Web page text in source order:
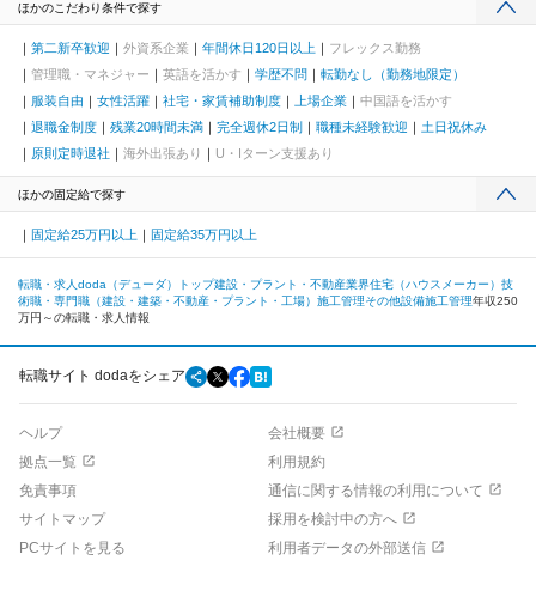
ほかのこだわり条件で探す
第二新卒歓迎 外資系企業 年間休日120日以上
フレックス勤務
管理職・マネジャー
英語を活かす 学歴不問
転勤なし（勤務地限定）
服装自由
女性活躍 社宅・家賃補助制度 上場企業
中国語を活かす
退職金制度
残業20時間未満 完全週休2日制 職種未経験歓迎
土日祝休み
原則定時退社
海外出張あり U・Iターン支援あり
ほかの固定給で探す
固定給25万円以上 固定給35万円以上
転職・求人doda（デューダ）トップ建設・プラント・不動産業界住宅（ハウスメーカー） 技
術職・専門職（建設・建築・不動産・プラント・工場） 施工管理その他設備施工管理年収250
万円～の転職・求人情報
転職サイト dodaをシェア
ヘルプ
会社概要
拠点一覧
利用規約
免責事項
通信に関する情報の利用について
サイトマップ
採用を検討中の方へ
PCサイトを見る
利用者データの外部送信